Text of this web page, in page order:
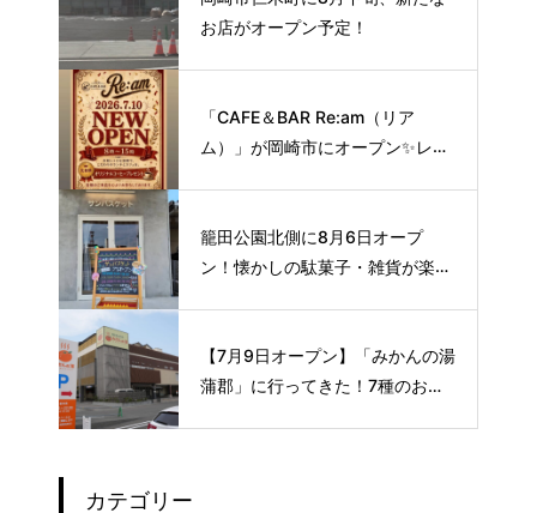
お店がオープン予定！
「CAFE＆BAR Re:am（リア
ム）」が岡崎市にオープン✨レト
籠田公園北側に8月6日オープ
ン！懐かしの駄菓子・雑貨が楽し
【7月9日オープン】「みかんの湯
蒲郡」に行ってきた！7種のお風
カテゴリー